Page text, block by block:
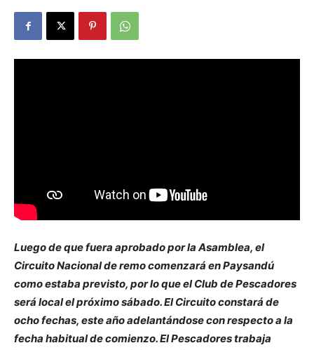
Luego de que fuera aprobado por la Asamblea, el
Circuito Nacional de remo comenzará en Paysandú
como estaba previsto, por lo que el Club de Pescadores
será local el próximo sábado. El Circuito constará de
ocho fechas, este año adelantándose con respecto a la
fecha habitual de comienzo. El Pescadores trabaja